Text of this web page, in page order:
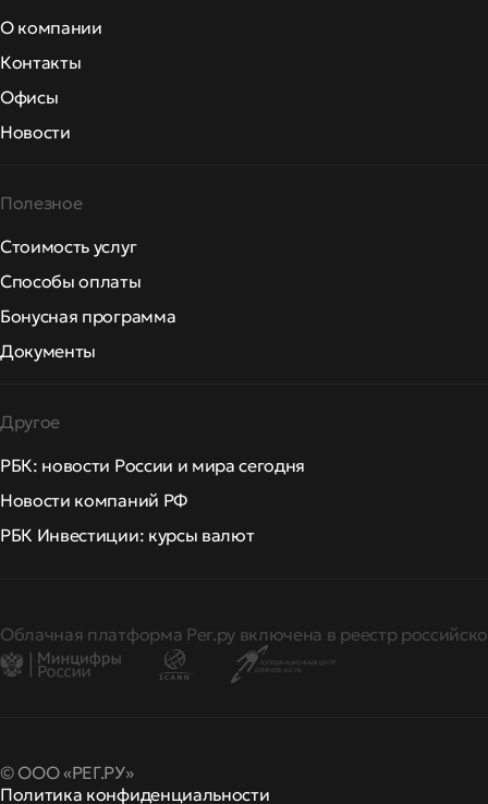
О компании
Контакты
Офисы
Новости
Полезное
Стоимость услуг
Способы оплаты
Бонусная программа
Документы
Другое
РБК: новости России и мира сегодня
Новости компаний РФ
РБК Инвестиции: курсы валют
Облачная платформа Рег.ру включена в реестр
© ООО «РЕГ.РУ»
Политика конфиденциальности